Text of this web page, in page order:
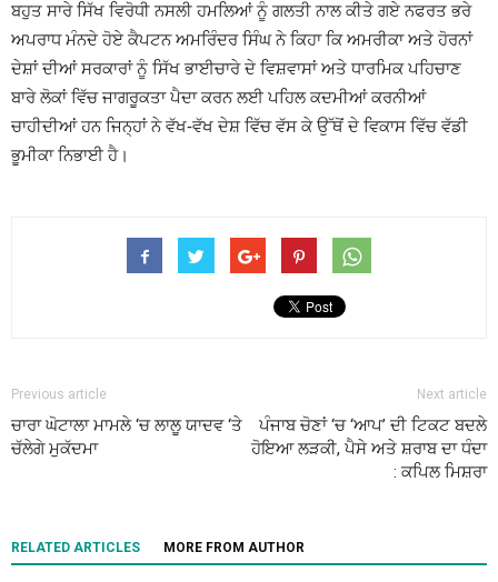
ਬਹੁਤ ਸਾਰੇ ਸਿੱਖ ਵਿਰੋਧੀ ਨਸਲੀ ਹਮਲਿਆਂ ਨੂੰ ਗਲਤੀ ਨਾਲ ਕੀਤੇ ਗਏ ਨਫਰਤ ਭਰੇ
ਅਪਰਾਧ ਮੰਨਦੇ ਹੋਏ ਕੈਪਟਨ ਅਮਰਿੰਦਰ ਸਿੰਘ ਨੇ ਕਿਹਾ ਕਿ ਅਮਰੀਕਾ ਅਤੇ ਹੋਰਨਾਂ
ਦੇਸ਼ਾਂ ਦੀਆਂ ਸਰਕਾਰਾਂ ਨੂੰ ਸਿੱਖ ਭਾਈਚਾਰੇ ਦੇ ਵਿਸ਼ਵਾਸਾਂ ਅਤੇ ਧਾਰਮਿਕ ਪਹਿਚਾਣ
ਬਾਰੇ ਲੋਕਾਂ ਵਿੱਚ ਜਾਗਰੂਕਤਾ ਪੈਦਾ ਕਰਨ ਲਈ ਪਹਿਲ ਕਦਮੀਆਂ ਕਰਨੀਆਂ
ਚਾਹੀਦੀਆਂ ਹਨ ਜਿਨ੍ਹਾਂ ਨੇ ਵੱਖ-ਵੱਖ ਦੇਸ਼ ਵਿੱਚ ਵੱਸ ਕੇ ਉੱਥੋਂ ਦੇ ਵਿਕਾਸ ਵਿੱਚ ਵੱਡੀ
ਭੂਮੀਕਾ ਨਿਭਾਈ ਹੈ।
Previous article
ਚਾਰਾ ਘੋਟਾਲਾ ਮਾਮਲੇ ‘ਚ ਲਾਲੂ ਯਾਦਵ ‘ਤੇ
ਚੱਲੇਗੇ ਮੁਕੱਦਮਾ
Next article
ਪੰਜਾਬ ਚੋਣਾਂ ‘ਚ ‘ਆਪ’ ਦੀ ਟਿਕਟ ਬਦਲੇ
ਹੋਇਆ ਲੜਕੀ, ਪੈਸੇ ਅਤੇ ਸ਼ਰਾਬ ਦਾ ਧੰਦਾ
: ਕਪਿਲ ਮਿਸ਼ਰਾ
RELATED ARTICLES MORE FROM AUTHOR